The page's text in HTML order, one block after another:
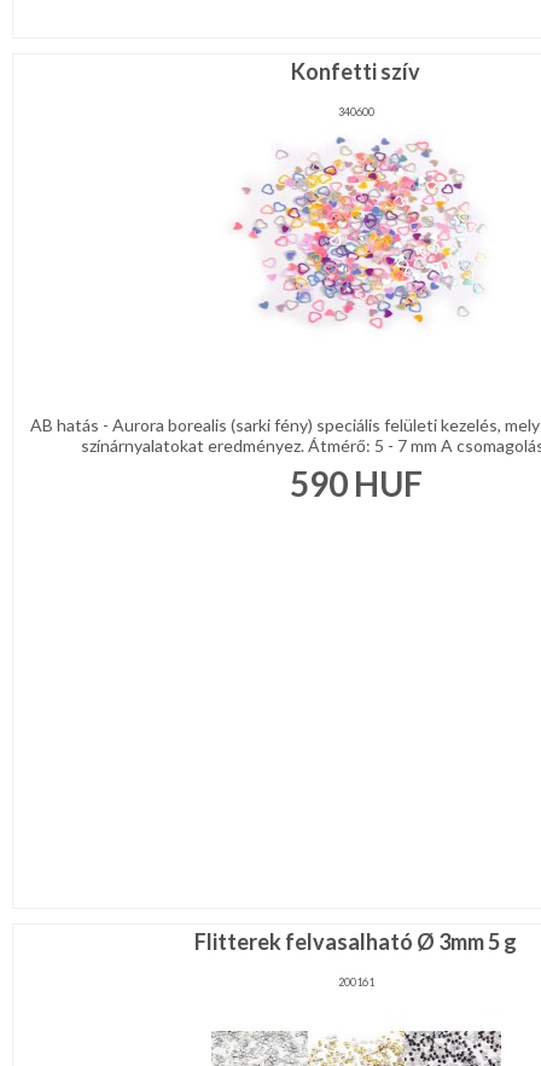
Konfetti szív
340600
AB hatás - Aurora borealis (sarki fény) speciális felületi kezelés,
színárnyalatokat eredményez. Átmérő: 5 - 7 mm A
590HUF
Flitterek felvasalható Ø 3mm 5 g
200161